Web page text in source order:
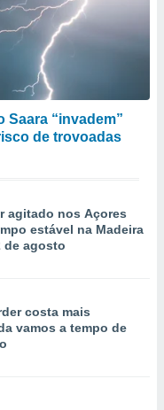
Saara “invadem”
de trovoadas
agitado nos Açores
estável na Madeira
de agosto
costa mais
vamos a tempo de